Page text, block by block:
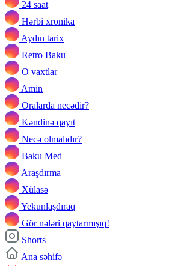
24 saat
Hərbi xronika
Aydın tarix
Retro Baku
O vaxtlar
Amin
Oralarda necədir?
Kəndinə qayıt
Necə olmalıdır?
Baku Med
Araşdırma
Xülasə
Yekunlaşdıraq
Gör nələri qaytarmışıq!
Shorts
Ana səhifə